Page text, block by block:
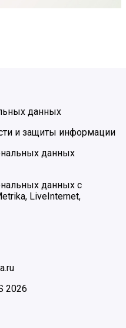
данных
и защиты информации
данных
данных с
LiveInternet,
2026